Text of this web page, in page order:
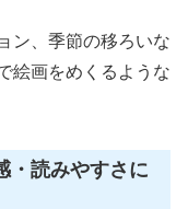
ン、季節の移ろいな
絵画をめくるような
・読みやすさに